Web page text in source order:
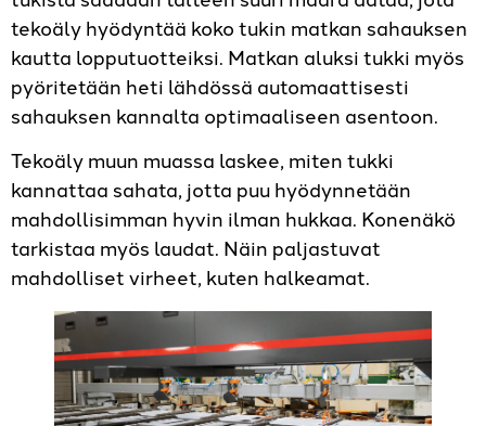
tekoäly hyödyntää koko tukin matkan sahauksen
kautta lopputuotteiksi. Matkan aluksi tukki myös
pyöritetään heti lähdössä automaattisesti
sahauksen kannalta optimaaliseen asentoon.
Tekoäly muun muassa laskee, miten tukki
kannattaa sahata, jotta puu hyödynnetään
mahdollisimman hyvin ilman hukkaa. Konenäkö
tarkistaa myös laudat. Näin paljastuvat
mahdolliset virheet, kuten halkeamat.